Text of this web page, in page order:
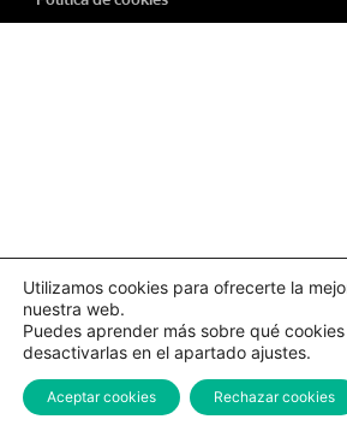
Utilizamos cookies para ofrecerte la
nuestra web.
Puedes aprender más sobre qué
desactivarlas en el apartado ajustes.
Aceptar cookies Rechazar cookies